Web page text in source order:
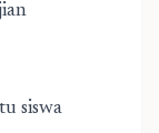
siswa